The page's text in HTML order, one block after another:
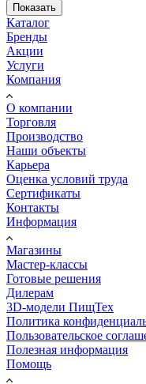
Показать
Каталог
Бренды
Акции
Услуги
Компания
О компании
Торговля
Производство
Наши объекты
Карьера
Оценка условий труда
Сертификаты
Контакты
Информация
Магазины
Мастер-классы
Готовые решения
Дилерам
3D-модели ПищТех
Политика
Пользовательское
Полезная информация
Помощь